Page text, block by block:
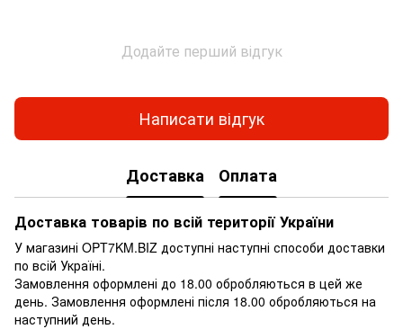
Додайте перший відгук
Написати відгук
Доставка Оплата
Доставка товарів по всій території України
У магазині OPT7KM.BIZ доступні наступні способи доставки
по всій Україні.
Замовлення оформлені до 18.00 обробляються в цей же
день. Замовлення оформлені після 18.00 обробляються на
наступний день.